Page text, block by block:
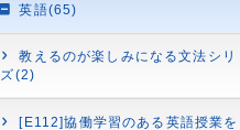
英語(65)
教えるのが楽しみになる文法シリ
(2)
[E112]協働学習のある英語授業を